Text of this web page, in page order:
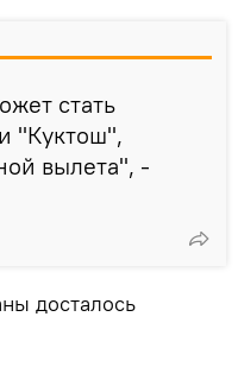
стать
"Куктош",
вылета", -
досталось